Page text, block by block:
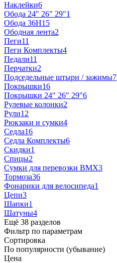
Наклейки6
Обода 24" 26" 29"1
Обода 36H15
Ободная лента2
Пеги11
Пеги Комплекты4
Педали11
Перчатки2
Подседельные штыри / зажимы7
Покрышки16
Покрышки 24" 26" 29"6
Рулевые колонки2
Рули12
Рюкзаки и сумки4
Седла16
Седла Комплекты6
Скидки1
Спицы2
Сумки для перевозки BMX3
Тормоза36
Фонарики для велосипеда1
Цепи3
Шапки1
Шатуны4
Ещё 38 разделов
Фильтр по параметрам
Сортировка
По популярности (убывание)
Цена